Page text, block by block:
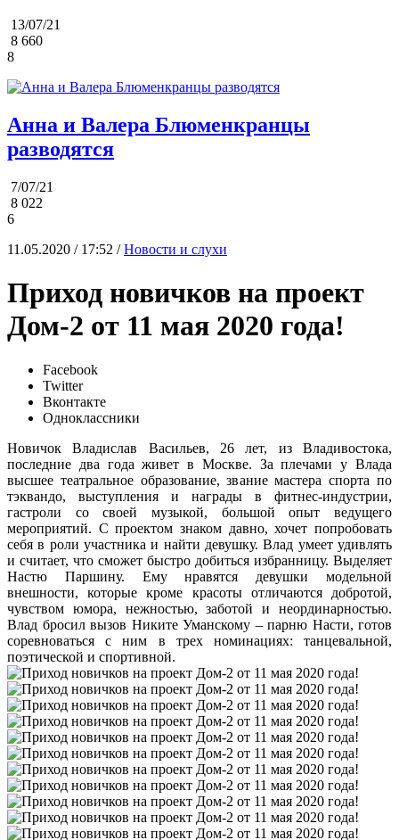
13/07/21
8 660
8
Анна и Валера Блюменкранцы
разводятся
7/07/21
8 022
6
11.05.2020 / 17:52 /Новости и слухи
Приход новичков на проект
Дом-2 от 11 мая 2020 года!
Facebook
Twitter
Вконтакте
Одноклассники
Новичок Владислав Васильев, 26 лет, из Владивостока,
последние два года живет в Москве. За плечами у Влада
высшее театральное образование, звание мастера спорта по
тэквандо, выступления и награды в фитнес-индустрии,
гастроли со своей музыкой, большой опыт ведущего
мероприятий. С проектом знаком давно, хочет попробовать
себя в роли участника и найти девушку. Влад умеет удивлять
и считает, что сможет быстро добиться избранницу. Выделяет
Настю Паршину. Ему нравятся девушки модельной
внешности, которые кроме красоты отличаются добротой,
чувством юмора, нежностью, заботой и неординарностью.
Влад бросил вызов Никите Уманскому – парню Насти, готов
соревноваться с ним в трех номинациях: танцевальной,
поэтической и спортивной.